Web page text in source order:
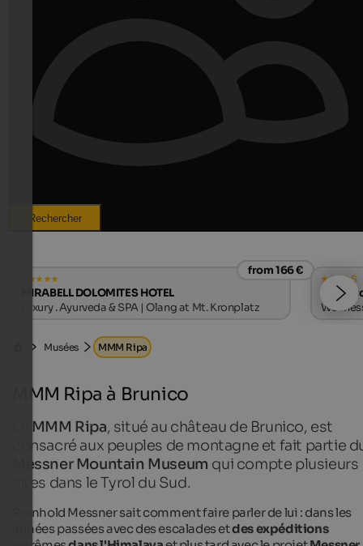
Rechercher
from 166 €
MIRABELL DOLOMITES HOTEL
Luxury . Ayurveda & SPA | Olang at Mt. Kronplatz
s
Musées MMM Ripa
MMM Ripa à Brunico
MMM Ripa, situé au château de Brunico, est
consacré aux peuples de montagne et fait partie
Messner Mountain Museum qui compte plusieurs
sites dans le Tyrol du Sud.
Reinhold Messner sait comment faire parler de lui : dans les
années passées avec des escalades etdes expéditions